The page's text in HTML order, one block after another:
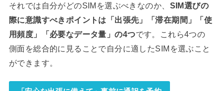
それでは自分がどのSIMを選ぶべきなのか、 SIM選びの
際に意識すべきポイントは「出張先」「滞在期間」「使
用頻度」「必要なデータ量」の4つです。これら4つの
側面を総合的に見ることで自分に適したSIMを選ぶこと
ができます。